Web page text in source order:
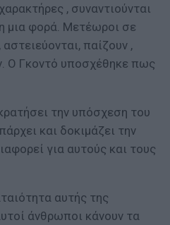
, συναντιούνται
μια φορά. Μετέωροι σε
παίζουν ,
Ο Γκοντό υποσχέθηκε πως
την υπόσχεση του
και δοκιμάζει την
για αυτούς και τους
αυτής της
άνθρωποι κάνουν τα